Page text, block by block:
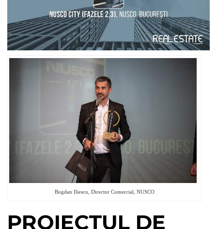
Bogdan Iliescu, Director Comercial, NUSCO
PROIECTUL DE